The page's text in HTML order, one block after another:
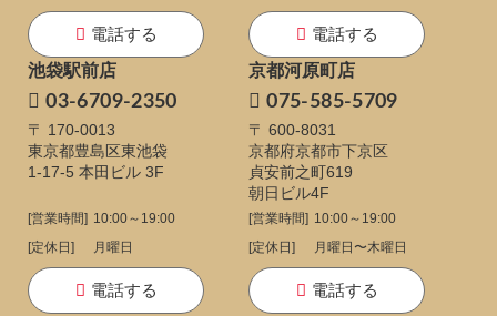
電話する
電話する
池袋駅前店
03-6709-2350
〒 170-0013
東京都豊島区東池袋
1-17-5 本田ビル 3F
[営業時間] 10:00～19:00
[定休日]
月曜日
電話する
京都河原町店
075-585-5709
〒 600-8031
京都府京都市下京区
貞安前之町619
朝日ビル4F
[営業時間] 10:00～19:00
[定休日]
月曜日〜木曜日
電話する